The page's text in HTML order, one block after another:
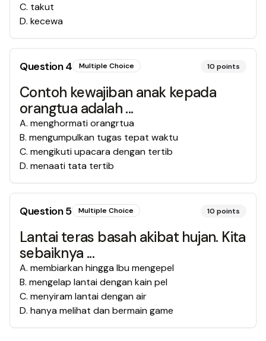
C. takut
D. kecewa
Question4 Multiple Choice 10 points
Contoh kewajiban anak kepada
orangtua adalah ...
A. menghormati orangrtua
B. mengumpulkan tugas tepat waktu
C. mengikuti upacara dengan tertib
D. menaati tata tertib
Question5 Multiple Choice 10 points
Lantai teras basah akibat hujan. Kita
sebaiknya ...
A. membiarkan hingga Ibu mengepel
B. mengelap lantai dengan kain pel
C. menyiram lantai dengan air
D. hanya melihat dan bermain game